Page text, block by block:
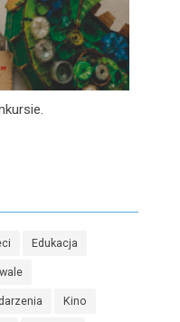
Edukacja
Kino